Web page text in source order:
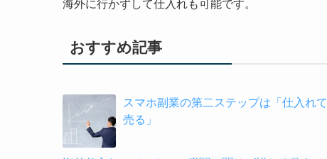
海外に行かずして仕入れも可能です。
おすすめ記事
スマホ副業の第二ステップは「仕入れて
売る」